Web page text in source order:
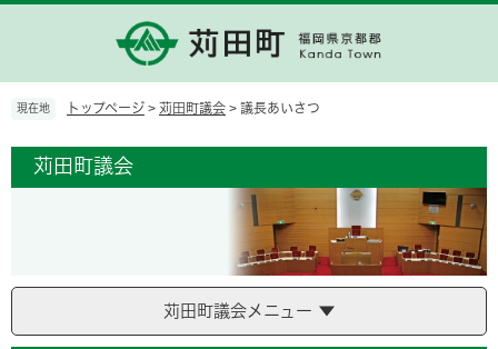
の
で
ー
ば
現在地 トップページ > 苅田町議会 > 議長あいさつ
苅田町議会
苅田町議会メニュー